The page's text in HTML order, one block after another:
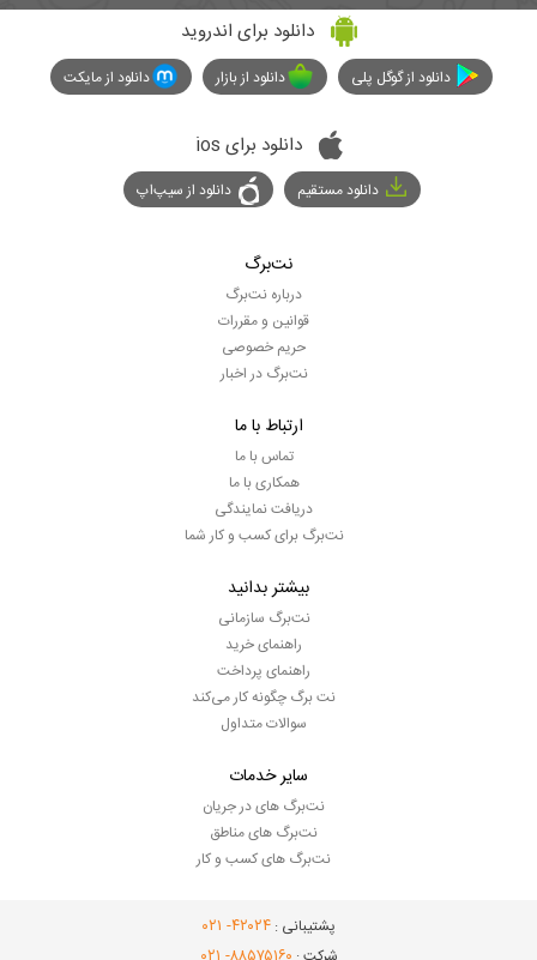
دانلود برای اندروید
دانلود از گوگل پلی دانلود از بازار دانلود از مایکت
دانلود برای ios
دانلود مستقیم دانلود از سیپ‌اپ
نت‌برگ
درباره نت‌برگ
قوانین و مقررات
حریم خصوصی
نت‌برگ در اخبار
ارتباط با ما
تماس با ما
همکاری با ما
دریافت نمایندگی
نت‌برگ برای کسب و کار شما
بیشتر بدانید
نت‌برگ سازمانی
راهنمای خرید
راهنمای پرداخت
نت برگ چگونه کار می‌کند
سوالات متداول
سایر خدمات
نت‌برگ های در جریان
نت‌برگ های مناطق
نت‌برگ های کسب و کار
پشتیبانی : ۴۲۰۲۴- ۰۲۱